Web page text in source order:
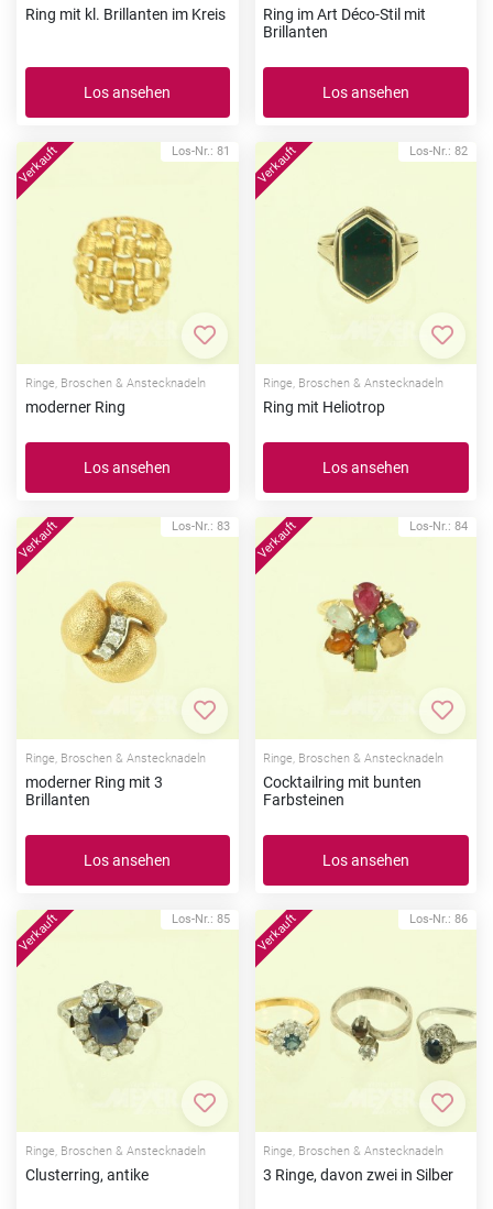
Ring mit kl. Brillanten im Kreis
Los ansehen
Ring im Art Déco-Stil mit
Brillanten
Los ansehen
Los-Nr.: 81
Zur Merkliste hinzufügen
Ringe, Broschen & Anstecknadeln
moderner Ring
Los ansehen
Los-Nr.: 82
Zur
Ringe, Broschen & Anstecknadeln
Ring mit Heliotrop
Los ansehen
Los-Nr.: 83
Zur Merkliste hinzufügen
Ringe, Broschen & Anstecknadeln
moderner Ring mit 3
Brillanten
Los ansehen
Los-Nr.: 84
Zur
Ringe, Broschen & Anstecknadeln
Cocktailring mit bunten
Farbsteinen
Los ansehen
Los-Nr.: 85
Zur Merkliste hinzufügen
Ringe, Broschen & Anstecknadeln
Clusterring, antike
Los-Nr.: 86
Zur
Ringe, Broschen & Anstecknadeln
3 Ringe, davon zwei in Silber